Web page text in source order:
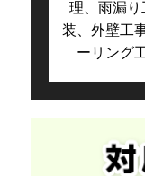
理、雨漏
装、外壁工
ーリング